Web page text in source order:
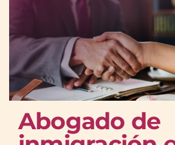
Abogado de